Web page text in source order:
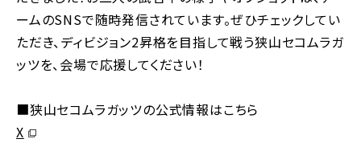
ームのSNSで随時発信されています。ぜひチェックしてい
ただき、ディビジョン2昇格を目指して戦う狭山セコムラガ
ッツを、会場で応援してください！
■狭山セコムラガッツの公式情報はこちら
X別ウィンドウで開く